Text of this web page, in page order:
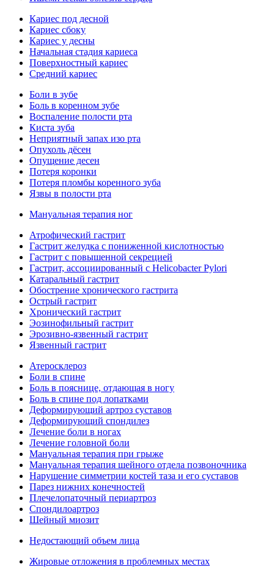
Кариес под десной
Кариес сбоку
Кариес у десны
Начальная стадия кариеса
Поверхностный кариес
Средний кариес
Боли в зубе
Боль в коренном зубе
Воспаление полости рта
Киста зуба
Неприятный запах изо рта
Опухоль дёсен
Опущение десен
Потеря коронки
Потеря пломбы коренного зуба
Язвы в полости рта
Мануальная терапия ног
Атрофический гастрит
Гастрит желудка с пониженной кислотностью
Гастрит с повышенной секрецией
Гастрит, ассоциированный с Helicobacter Pylori
Катаральный гастрит
Обострение хронического гастрита
Острый гастрит
Хронический гастрит
Эозинофильный гастрит
Эрозивно-язвенный гастрит
Язвенный гастрит
Атеросклероз
Боли в спине
Боль в пояснице, отдающая в ногу
Боль в спине под лопатками
Деформирующий артроз суставов
Деформирующий спондилез
Лечение боли в ногах
Лечение головной боли
Мануальная терапия при грыже
Мануальная терапия шейного отдела позвоночника
Нарушение симметрии костей таза и его суставов
Парез нижних конечностей
Плечелопаточный периартроз
Спондилоартроз
Шейный миозит
Недостающий объем лица
Жировые отложения в проблемных местах